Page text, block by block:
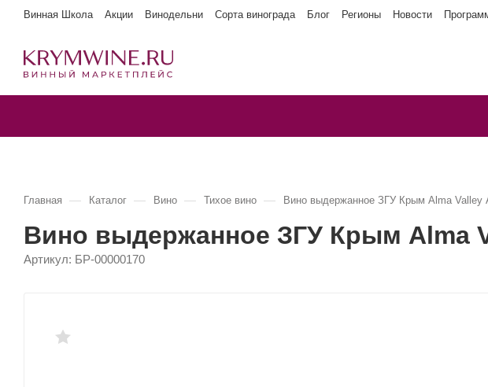
Винная Школа Акции Винодельни Сорта винограда Блог Регионы Новости
Главная — Каталог — Вино — Тихое вино — Вино выдержанное ЗГУ Крым Alma
Вино выдержанное ЗГУ Крым Alma
Артикул: БР-00000170